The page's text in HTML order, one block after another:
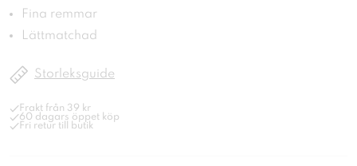
Fina remmar
Lättmatchad
Storleksguide
Frakt från 39 kr
60 dagars öppet köp
Fri retur till butik